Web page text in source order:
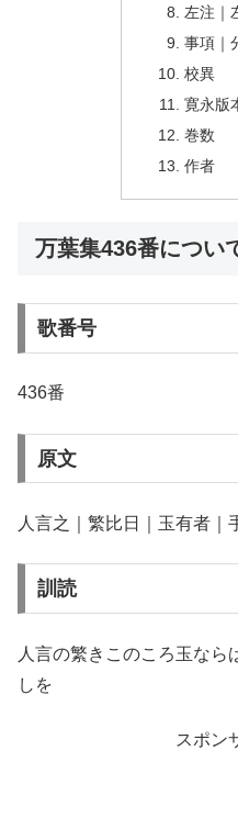
左注｜
事項｜
校異
寛永版
巻数
作者
万葉集436番につい
歌番号
436番
原文
人言之｜繁比日｜玉有者｜
訓読
人言の繁きこのころ玉なら
しを
スポン